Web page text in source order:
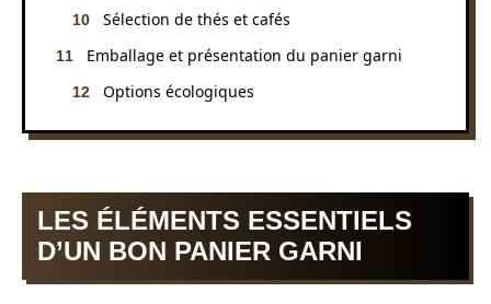
Sélection de thés et cafés
Emballage et présentation du panier garni
Options écologiques
LES ÉLÉMENTS ESSENTIELS
D’UN BON PANIER GARNI